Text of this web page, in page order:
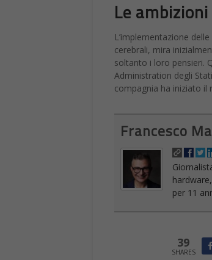
Le
L’implementazione
cerebrali, mira
soltanto i loro pensieri.
Administration degli
compagnia ha iniziato il
Francesco
per 11
39
SHARES